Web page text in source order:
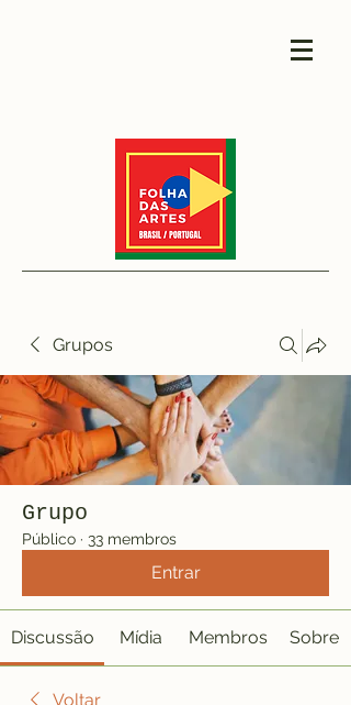
Grupos
Grupo
Público · 33 membros
Entrar
Discussão Mídia Membros Sobre
Voltar